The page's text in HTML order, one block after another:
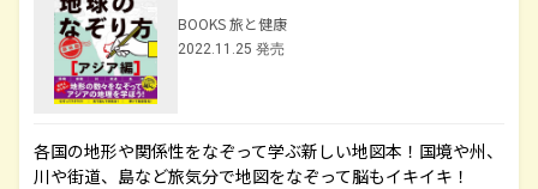
BOOKS 旅と健康
2022.11.25 発売
各国の地形や関係性をなぞって学ぶ新しい地図本！国境や州、
川や街道、島など旅気分で地図をなぞって脳もイキイキ！